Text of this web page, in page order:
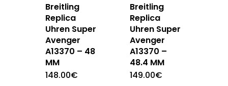
Breitling
Replica
Uhren Super
Avenger
A13370 – 48
MM
148.00€
Breitling
Replica
Uhren Super
Avenger
A13370 –
48.4 MM
149.00€